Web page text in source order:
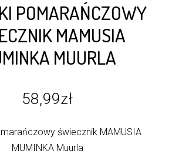
POMARAŃCZOWY
MAMUSIA
MUURLA
58,99zł
świecznik MAMUSIA
MUMINKA Muurla